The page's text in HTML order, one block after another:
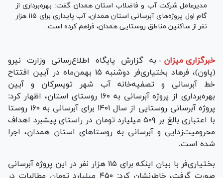
مدیرعامل شرکت آب و فاضلاب استان همدان گفت: بهره‌برداری از
گام اول پروژه‌های آبرسانی استان همدان، آب پایداری برای ۱۱۵ هزار
نفر از ساکنین مناطق روستایی همدان، فراهم کرده است.
خبرگزاری میزان - به گزارش پایگاه اطلاع‌رسانی وزارت نیرو
(پاون)، فرهاد بختیاری‌فر دوشنبه ۱۵ بهمن‌ماه در آیین افتتاح
خط آبرسانی و تصفیه‌خانه آب شهر تویسرکان و آیین
بهره‌برداری از پروژه آبرسانی به ۱۶۰ روستای استان، اظهار کرد:
پروژه آبرسانی روستایی از سال ۱۴۰۱ برای آبرسانی به ۱۶۰ روستا
با اعتباری بالغ بر ۵۰۹ میلیارد تومان در راستای پیشبرد اهداف
محرومیت‌زدایی و آبرسانی به روستا‌های استان همدان، اجرا
شده است.
بختیاری‌فر با بیان اینکه برای ۱۱۵ هزار نفر در این پروژه آبرسانی
صورت گرفت، خاطرنشان کرد: ۴۵۰ میلیارد تومان مطالبات در